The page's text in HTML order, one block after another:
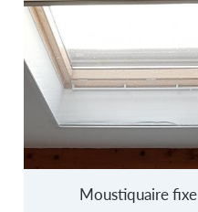
Moustiquaire fixe